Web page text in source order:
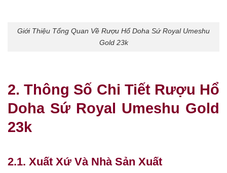
Giới Thiệu Tổng Quan Về Rượu Hổ Doha Sứ Royal Umeshu
Gold 23k
2. Thông Số Chi Tiết Rượu Hổ
Doha Sứ Royal Umeshu Gold
23k
2.1. Xuất Xứ Và Nhà Sản Xuất